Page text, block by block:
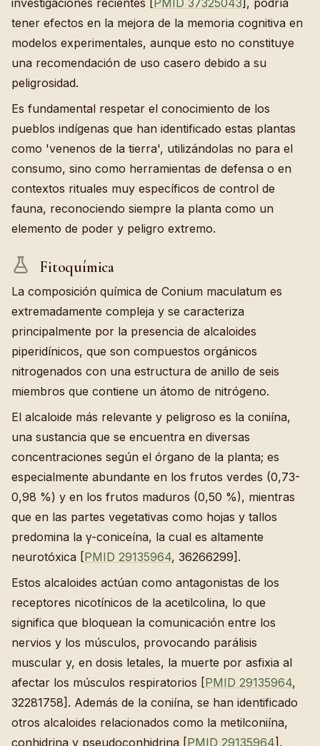
tener efectos en la mejora de la memoria cognitiva en
modelos experimentales, aunque esto no constituye
una recomendación de uso casero debido a su
peligrosidad.
Es fundamental respetar el conocimiento de los
pueblos indígenas que han identificado estas plantas
como 'venenos de la tierra', utilizándolas no para el
consumo, sino como herramientas de defensa o en
contextos rituales muy específicos de control de
fauna, reconociendo siempre la planta como un
elemento de poder y peligro extremo.
Fitoquímica
La composición química de Conium maculatum es
extremadamente compleja y se caracteriza
principalmente por la presencia de alcaloides
piperidínicos, que son compuestos orgánicos
nitrogenados con una estructura de anillo de seis
miembros que contiene un átomo de nitrógeno.
El alcaloide más relevante y peligroso es la coniína,
una sustancia que se encuentra en diversas
concentraciones según el órgano de la planta; es
especialmente abundante en los frutos verdes (0,73-
0,98 %) y en los frutos maduros (0,50 %), mientras
que en las partes vegetativas como hojas y tallos
predomina la γ-coniceína, la cual es altamente
neurotóxica [PMID 29135964, 36266299].
Estos alcaloides actúan como antagonistas de los
receptores nicotínicos de la acetilcolina, lo que
significa que bloquean la comunicación entre los
nervios y los músculos, provocando parálisis
muscular y, en dosis letales, la muerte por asfixia al
afectar los músculos respiratorios [PMID 29135964,
32281758]. Además de la coniína, se han identificado
otros alcaloides relacionados como la metilconiína,
conhidrina y pseudoconhidrina [PMID 29135964].